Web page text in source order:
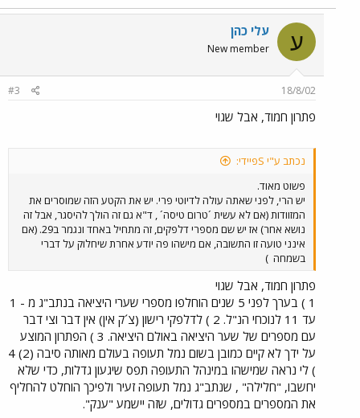
ע עלי כהן
New member
18/8/02
#3
פתרון חמוד, אבל שגוי
נכתב ע"י Sפיידי:
פשוט מאוד.
יש הרי, לפני שאתה עולה לדיוטי פרי. יש את הקטע הזה שמוסרים את
המזוודות (אם לא עשית ´טרום טיסה´ , ד"א גם זה הולך להיסגר, אבל זה
נושא אחר) אז יש שם מספרי דלפקים, זה מתחיל באחד ונגמר ב29. (אם
אינני טועה זו התשובה, אם מישהו פה יודע אחרת שיחלוק על דברי
בשמחה )
פתרון חמוד, אבל שגוי
1 ) בערך לפני 5 שנים הוחלפו מספרי שערי היציאה בנתב"ג מ - 1
עד 11 לנוכחי הנ"ל. 2 ) לדלפקי רישון (צ´ק אין) אין דבר וצי דבר
עם מספרים של שער היציאה באולם היציאה. 3 ) הפתרון המוצע
על ידך לא קיים כמובן בשום נמל תעופה בעולם מאותה סיבה (2) 4
) לי נראה שמישהו במינהל התעופה תפס שיגעון גדלות, כדי שלא
יחשבו, "חלילה" , שנתב"ג נמל תעופה זעיר ולפיכך הוחלט להחליף
את המספרים במספרים גדולים, שזה יישמע "ענק".